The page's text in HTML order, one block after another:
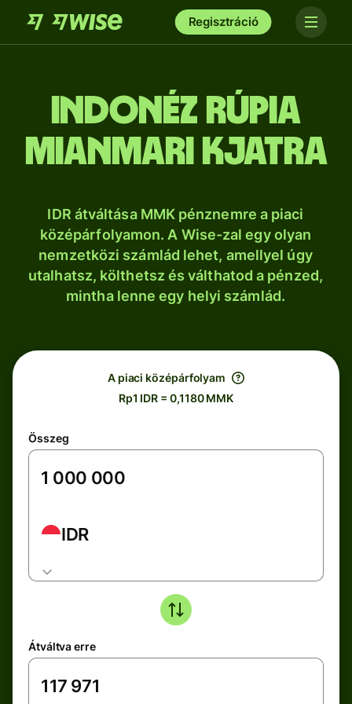
Regisztráció
indonéz rúpia
mianmari kjatra
IDR átváltása MMK pénznemre a piaci
középárfolyamon. A Wise-zal egy olyan
nemzetközi számlád lehet, amellyel úgy
utalhatsz, költhetsz és válthatod a pénzed,
mintha lenne egy helyi számlád.
A piaci középárfolyam
Rp1 IDR = 0,1180 MMK
Összeg
IDR
Átváltva erre